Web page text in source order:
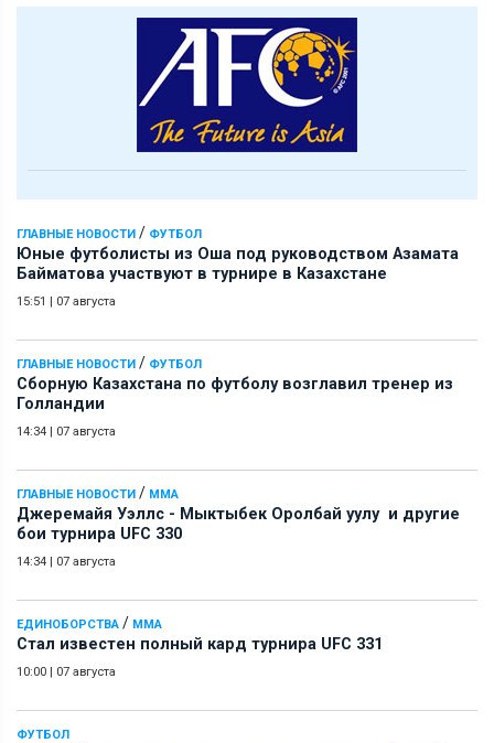
ГЛАВНЫЕ НОВОСТИ / ФУТБОЛ
Юные футболисты из Оша под руководством Азамата
Байматова участвуют в турнире в Казахстане
15:51 | 07 августа
ГЛАВНЫЕ НОВОСТИ / ФУТБОЛ
Сборную Казахстана по футболу возглавил тренер из
Голландии
14:34 | 07 августа
ГЛАВНЫЕ НОВОСТИ / ММА
Джеремайя Уэллс - Мыктыбек Оролбай уулу и другие
бои турнира UFC 330
14:34 | 07 августа
ЕДИНОБОРСТВА / ММА
Стал известен полный кард турнира UFC 331
10:00 | 07 августа
ФУТБОЛ